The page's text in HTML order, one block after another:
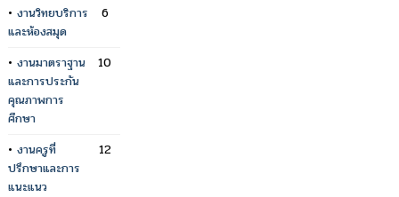
• งานวิทยบริการ
และห้องสมุด
6
• งานมาตราฐาน
และการประกัน
คุณภาพการ
ศึกษา
10
• งานครูที่
ปรึกษาและการ
แนะแนว
12